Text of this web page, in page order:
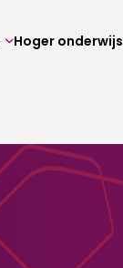
Hoger onderwijs